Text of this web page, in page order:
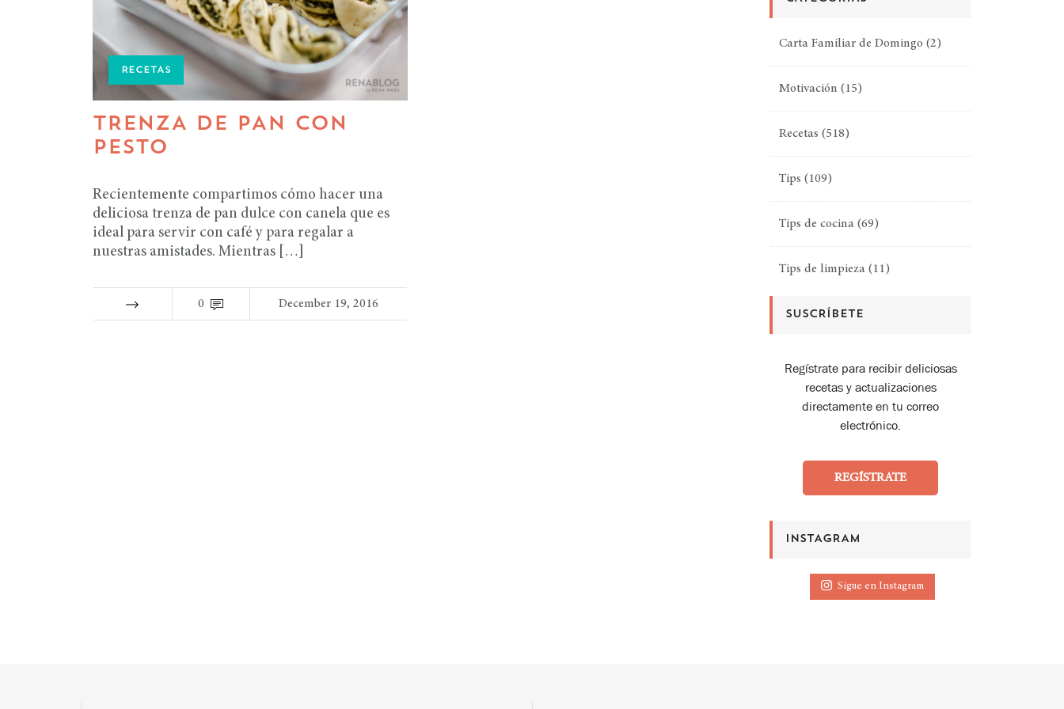
RECETAS
TRENZA DE PAN CON
PESTO
Recientemente compartimos cómo hacer una
deliciosa trenza de pan dulce con canela que es
ideal para servir con café y para regalar a
nuestras amistades. Mientras […]
0 December 19, 2016
Carta Familiar de Domingo (2)
Motivación (15)
Recetas (518)
Tips (109)
Tips de cocina (69)
Tips de limpieza (11)
SUSCRÍBETE
Regístrate para recibir deliciosas
recetas y actualizaciones
directamente en tu correo
electrónico.
REGÍSTRATE
INSTAGRAM
Sigue en Instagram